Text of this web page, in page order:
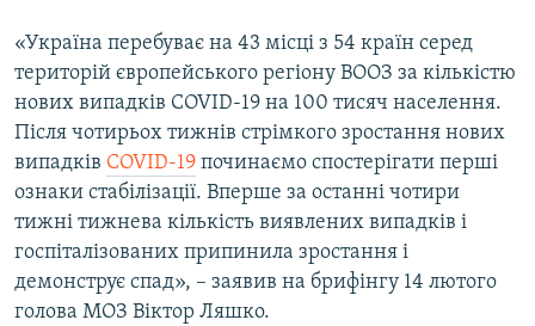
Усі сайти RFE/RL
«Україна перебуває на 43 місці з 54 країн серед
територій європейського регіону ВООЗ за кількістю
нових випадків COVID-19 на 100 тисяч населення.
Після чотирьох тижнів стрімкого зростання нових
випадків COVID-19 починаємо спостерігати перші
ознаки стабілізації. Вперше за останні чотири
тижні тижнева кількість виявлених випадків і
госпіталізованих припинила зростання і
демонструє спад», – заявив на брифінгу 14 лютого
голова МОЗ Віктор Ляшко.